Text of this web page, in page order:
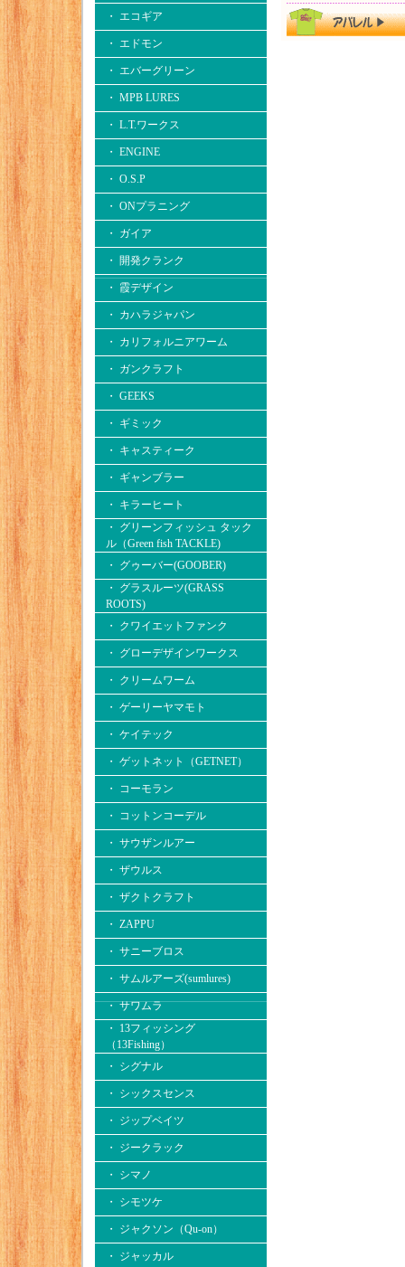
・ エコギア
・ エドモン
・ エバーグリーン
・ MPB LURES
・ L.T.ワークス
・ ENGINE
・ O.S.P
・ ONプラニング
・ ガイア
・ 開発クランク
・ 霞デザイン
・ カハラジャパン
・ カリフォルニアワーム
・ ガンクラフト
・ GEEKS
・ ギミック
・ キャスティーク
・ ギャンブラー
・ キラーヒート
・ グリーンフィッシュ タック
ル（Green fish TACKLE)
・ グゥーバー(GOOBER)
・ グラスルーツ(GRASS
ROOTS)
・ クワイエットファンク
・ グローデザインワークス
・ クリームワーム
・ ゲーリーヤマモト
・ ケイテック
・ ゲットネット（GETNET）
・ コーモラン
・ コットンコーデル
・ サウザンルアー
・ ザウルス
・ ザクトクラフト
・ ZAPPU
・ サニーブロス
・ サムルアーズ(sumlures)
・ サワムラ
・ 13フィッシング
（13Fishing）
・ シグナル
・ シックスセンス
・ ジップベイツ
・ ジークラック
・ シマノ
・ シモツケ
・ ジャクソン（Qu-on）
・ ジャッカル